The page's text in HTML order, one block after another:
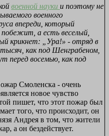
военной науки и поэтому не
военного
впереди, который
а есть веселый,
крикнет: „Ура!» - отряд в
как под Шенграбеном,
перед восемью, как под
Смоленска - очень
новое чувство
пишет, что этот пожар был
того, что происходит, он
Андрея в том, что жители
а он бездействует.